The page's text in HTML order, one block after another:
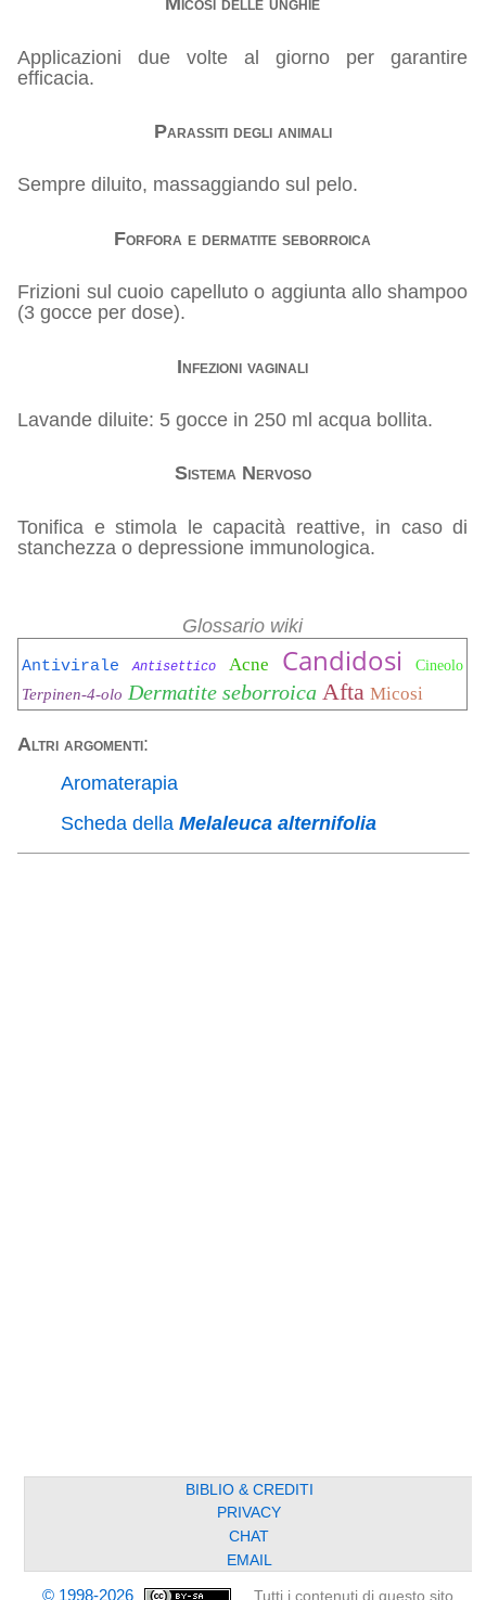
Applicazioni due volte al giorno per garantire
efficacia.
Parassiti degli animali
Sempre diluito, massaggiando sul pelo.
Forfora e dermatite seborroica
Frizioni sul cuoio capelluto o aggiunta allo shampoo
(3 gocce per dose).
Infezioni vaginali
Lavande diluite: 5 gocce in 250 ml acqua bollita.
Sistema Nervoso
Tonifica e stimola le capacità reattive, in caso di
stanchezza o depressione immunologica.
Glossario wiki
Antivirale Antisettico Acne Candidosi Cineolo
Terpinen-4-olo Dermatite seborroica Afta Micosi
Altri argomenti:
Aromaterapia
Scheda dellaMelaleuca alternifolia
BIBLIO & CREDITI
PRIVACY
CHAT
EMAIL
© 1998-2026 Tutti i contenuti di questo sito